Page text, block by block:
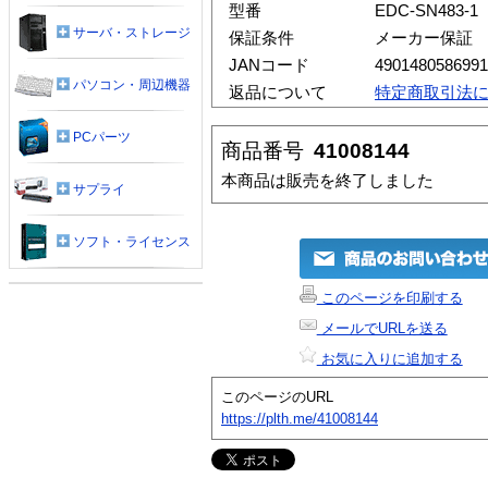
型番
EDC-SN483-1
保証条件
メーカー保証
JANコード
4901480586991
返品について
特定商取引法
商品番号 41008144
本商品は販売を終了しました
このページを印刷する
メールでURLを送る
お気に入りに追加する
このページのURL
https://plth.me/41008144
サーバ・ストレージ
パソコン・周辺機器
PCパーツ
サプライ
ソフト・ライセンス